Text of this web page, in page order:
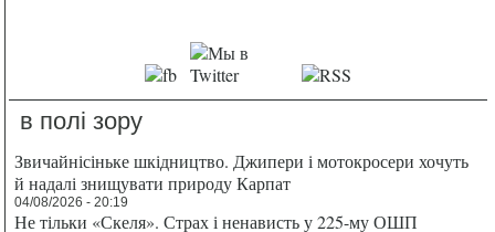
в полі зору
Звичайнісіньке шкідництво. Джипери і мотокросери хочуть
й надалі знищувати природу Карпат
04/08/2026 - 20:19
Не тільки «Скеля». Страх і ненависть у 225-му ОШП